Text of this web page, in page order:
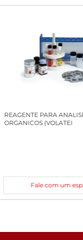
REAGENTE PARA
ORGANICOS (VOLATEI
Fale com um